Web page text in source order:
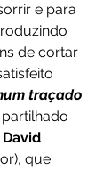
e para
de cortar
traçado
partilhado
David
que